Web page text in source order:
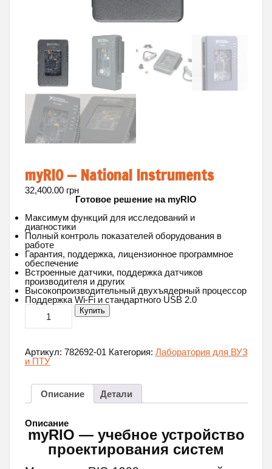
myRIO — National Instruments
32,400.00 грн
Готовое решение на myRIO
Максимум функций для исследований и
диагностики
Полный контроль показателей оборудования в
работе
Гарантия, поддержка, лицензионное программное
обеспечение
Встроенные датчики, поддержка датчиков
производителя и других
Высокопроизводительный двухъядерный процессор
Поддержка Wi-Fi и стандартного USB 2.0
Количество
товара
myRIO
Instruments
Купить
Артикул: 782692-01 Категория: Лаборатория для ВУЗ
и ПТУ
Описание Детали
Описание
myRIO — учебное устройство
проектирования систем